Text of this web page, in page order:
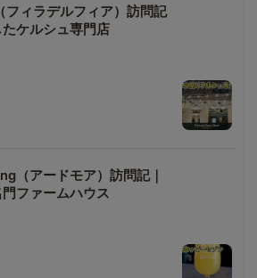
ィラデルフィア）訪問記
たケルシュ専門店
（アードモア）訪問記｜
ファームハウス